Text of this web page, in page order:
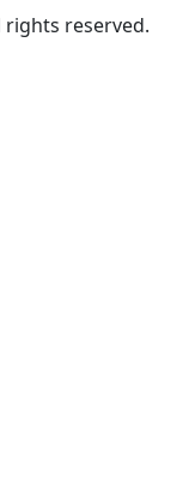
rights reserved.